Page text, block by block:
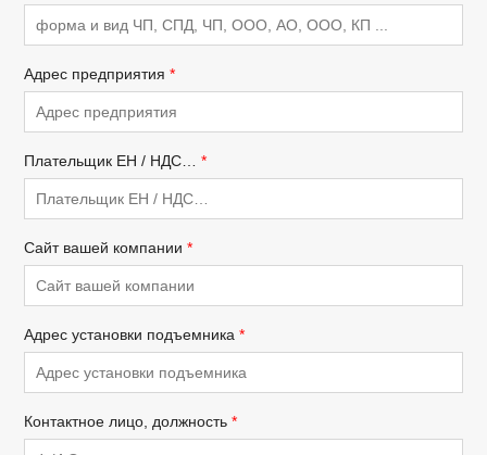
Адрес предприятия*
Плательщик ЕН / НДС…*
Сайт вашей компании*
Адрес установки подъемника*
Контактное лицо, должность*